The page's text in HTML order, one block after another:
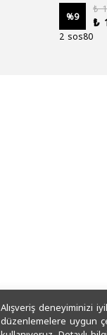
Alışveriş deneyiminizi
düzenlemelere uygun
%9
₺
₺
2 sos80